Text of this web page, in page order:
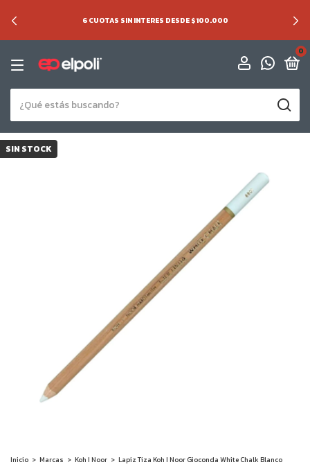
6 CUOTAS SIN INTERES DESDE $100.000
0
SIN STOCK
Inicio > Marcas > Koh I Noor > Lapiz Tiza Koh I Noor Gioconda White Chalk Blanco